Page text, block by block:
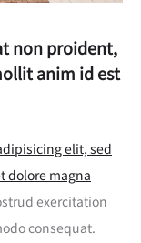
non proident,
anim id est
elit, sed
dolore magna
exercitation
consequat.